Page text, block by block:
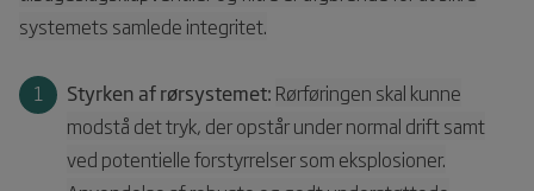
systemets samlede integritet.
Styrken af rørsystemet: Rørføringen skal kunne
modstå det tryk, der opstår under normal drift samt
ved potentielle forstyrrelser som eksplosioner.